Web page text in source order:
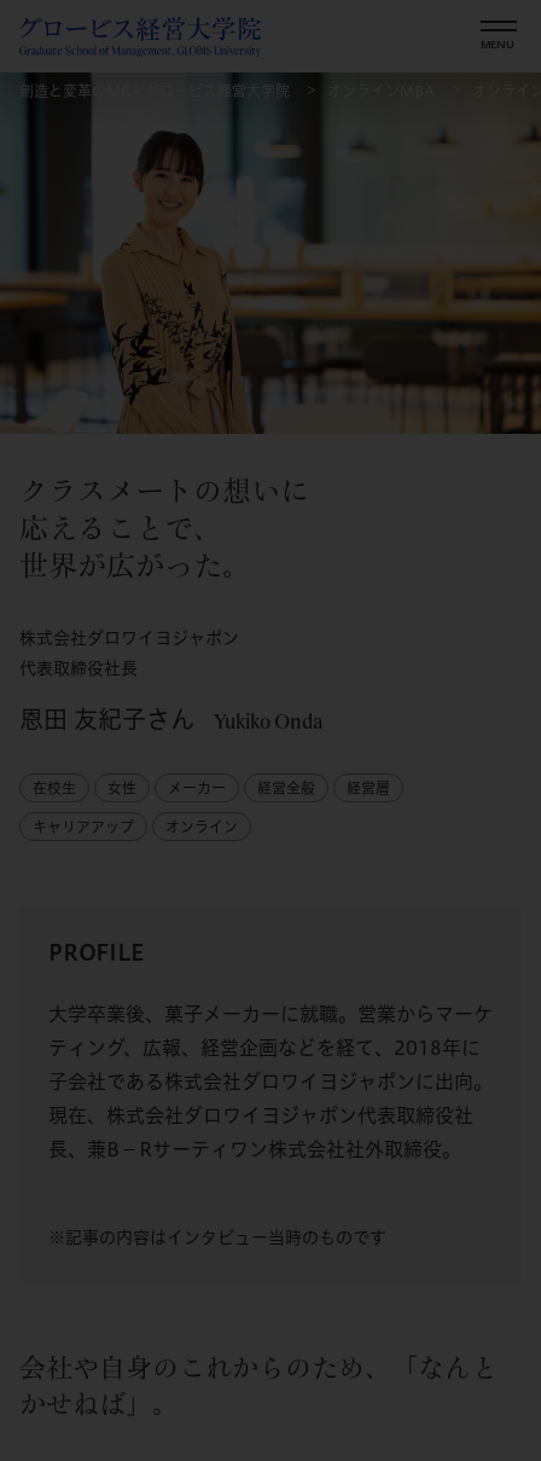
創造と変革のMBA グロービス経営大学院 オンライ
クラスメートの想いに
応えることで、
世界が広がった。
株式会社ダロワイヨジャポン
代表取締役社長
恩田 友紀子さん Yukiko Onda
在校生 女性 メーカー 経営全般 経営層
キャリアアップ オンライン
PROFILE
大学卒業後、菓子メーカーに就職。営業からマーケ
ティング、広報、経営企画などを経て、2018年に
子会社である株式会社ダロワイヨジャポンに出向。
現在、株式会社ダロワイヨジャポン代表取締役社
長、兼B－Rサーティワン株式会社社外取締役。
※記事の内容はインタビュー当時のものです
会社や自身のこれからのため、「なんと
かせねば」。